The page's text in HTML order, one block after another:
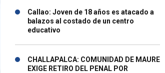
Callao: Joven de 18 años es atacado a
balazos al costado de un centro
educativo
CHALLAPALCA: COMUNIDAD DE MAURE
EXIGE RETIRO DEL PENAL POR